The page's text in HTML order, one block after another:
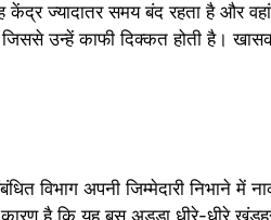
केंद्र ज्यादातर समय बंद रहता है और
जिससे उन्हें काफी दिक्कत होती है।
अपनी जिम्मेदारी निभाने में
कारण है कि यह बस अड्डा धीरे-धीरे